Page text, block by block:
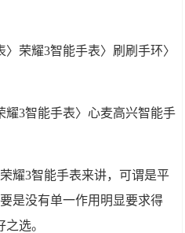
荣耀3智能手表〉刷刷手环〉
耀3智能手表〉心麦高兴智能手
耀3智能手表来讲，可谓是平
是没有单一作用明显要求得
选。